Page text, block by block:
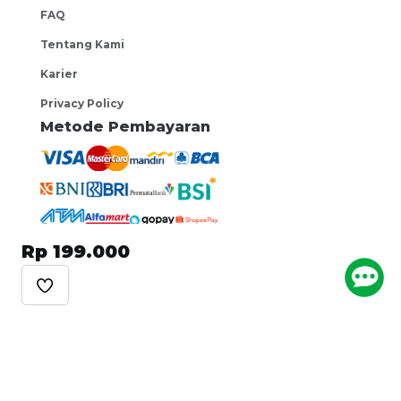
Rp 199.000
FAQ
Tentang Kami
Karier
Privacy Policy
Metode Pembayaran